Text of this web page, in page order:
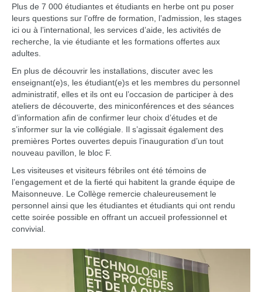
Plus de 7 000 étudiantes et étudiants en herbe ont pu poser
leurs questions sur l’offre de formation, l’admission, les stages
ici ou à l’international, les services d’aide, les activités de
recherche, la vie étudiante et les formations offertes aux
adultes.
En plus de découvrir les installations, discuter avec les
enseignant(e)s, les étudiant(e)s et les membres du personnel
administratif, elles et ils ont eu l’occasion de participer à des
ateliers de découverte, des miniconférences et des séances
d’information afin de confirmer leur choix d’études et de
s’informer sur la vie collégiale. Il s’agissait également des
premières Portes ouvertes depuis l’inauguration d’un tout
nouveau pavillon, le bloc F.
Les visiteuses et visiteurs fébriles ont été témoins de
l’engagement et de la fierté qui habitent la grande équipe de
Maisonneuve. Le Collège remercie chaleureusement le
personnel ainsi que les étudiantes et étudiants qui ont rendu
cette soirée possible en offrant un accueil professionnel et
convivial.